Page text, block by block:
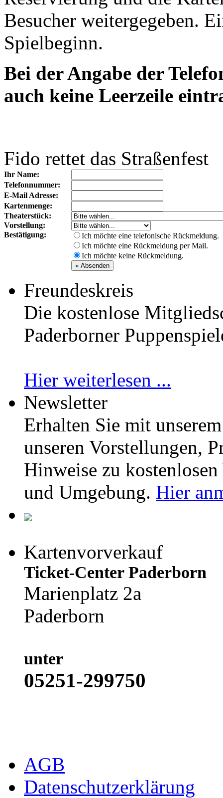
Besucher weitergegeben.
Spielbeginn.
Bei der Angabe der
auch keine Leerzeile
Fido rettet das Straßenfest
Ihr Name:
Telefonnummer:
E-Mail Adresse:
Kartenmenge:
Theaterstück:
Vorstellung:
Bestätigung:
Ich möchte eine telefonische Rückmeldung.
Ich möchte eine Rückmeldung per Mail.
Ich möchte keine Rückmeldung.
Freundeskreis
Die kostenlose
Paderborner
Hier weiterlesen ...
Newsletter
Erhalten Sie mit
unseren Vorstellungen,
Hinweise zu
und Umgebung. Hier
Kartenvorverkauf
Ticket-Center Paderborn
Marienplatz 2a
Paderborn
unter
05251-299750
AGB
Datenschutzerklärung